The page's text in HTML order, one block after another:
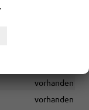
vorhanden
vorhanden